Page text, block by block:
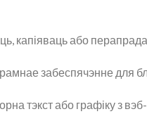
капіяваць або
забеспячэнне для
тэкст або графіку з вэб-